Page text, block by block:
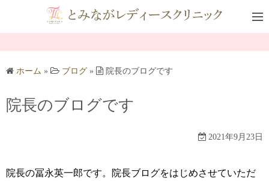
ン
ツ
ス
キ
ホーム » ブログ » 院長のブログです
院長のブログです
2021年9月23日
院長の冨永英一郎です。院長ブログをはじめさせていただ